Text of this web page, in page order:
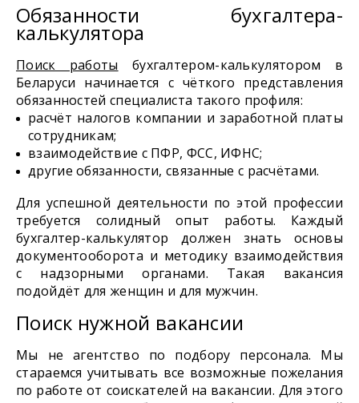
Обязанности бухгалтера-
калькулятора
Поиск работы бухгалтером-калькулятором в
Беларуси начинается с чёткого представления
обязанностей специалиста такого профиля:
расчёт налогов компании и заработной платы
сотрудникам;
взаимодействие с ПФР, ФСС, ИФНС;
другие обязанности, связанные с расчётами.
Для успешной деятельности по этой профессии
требуется солидный опыт работы. Каждый
бухгалтер-калькулятор должен знать основы
документооборота и методику взаимодействия
с надзорными органами. Такая вакансия
подойдёт для женщин и для мужчин.
Поиск нужной вакансии
Мы не агентство по подбору персонала. Мы
стараемся учитывать все возможные пожелания
по работе от соискателей на вакансии. Для этого